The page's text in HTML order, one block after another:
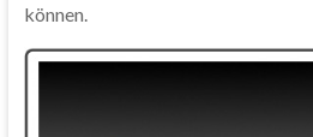
können.